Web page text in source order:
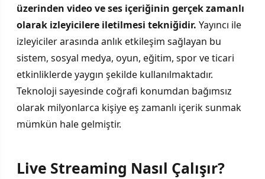
üzerinden video ve ses içeriğinin gerçek zamanlı
olarak izleyicilere iletilmesi tekniğidir. Yayıncı ile
izleyiciler arasında anlık etkileşim sağlayan bu
sistem, sosyal medya, oyun, eğitim, spor ve ticari
etkinliklerde yaygın şekilde kullanılmaktadır.
Teknoloji sayesinde coğrafi konumdan bağımsız
olarak milyonlarca kişiye eş zamanlı içerik sunmak
mümkün hale gelmiştir.
Live Streaming Nasıl Çalışır?